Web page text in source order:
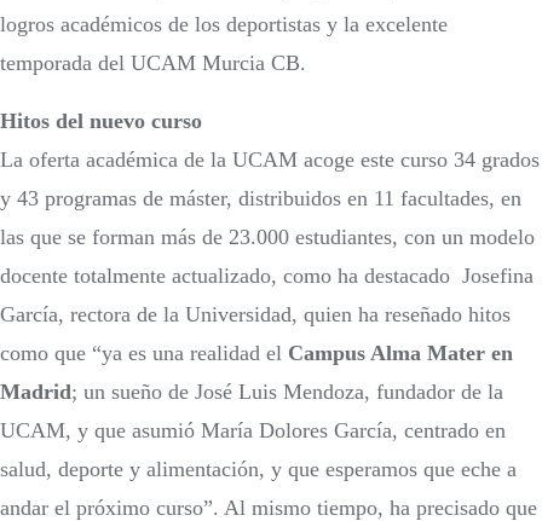
logros académicos de los deportistas y la excelente
temporada del UCAM Murcia CB.
Hitos del nuevo curso
La oferta académica de la UCAM acoge este curso 34 grados
y 43 programas de máster, distribuidos en 11 facultades, en
las que se forman más de 23.000 estudiantes, con un modelo
docente totalmente actualizado, como ha destacado Josefina
García, rectora de la Universidad, quien ha reseñado hitos
como que “ya es una realidad el Campus Alma Mater en
Madrid; un sueño de José Luis Mendoza, fundador de la
UCAM, y que asumió María Dolores García, centrado en
salud, deporte y alimentación, y que esperamos que eche a
andar el próximo curso”. Al mismo tiempo, ha precisado que